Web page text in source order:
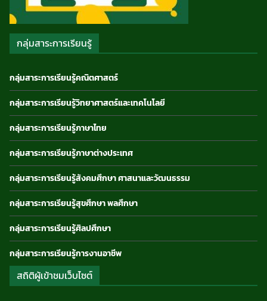
กลุ่มสาระการเรียนรู้
กลุ่มสาระการเรียนรู้คณิตศาสตร์
กลุ่มสาระการเรียนรู้วิทยาศาสตร์และเทคโนโลยี
กลุ่มสาระการเรียนรู้ภาษาไทย
กลุ่มสาระการเรียนรู้ภาษาต่างประเทศ
กลุ่มสาระการเรียนรู้สังคมศึกษา ศาสนาและวัฒนธรรม
กลุ่มสาระการเรียนรู้สุขศึกษา พลศึกษา
กลุ่มสาระการเรียนรู้ศิลปศึกษา
กลุ่มสาระการเรียนรู้การงานอาชีพ
สถิติผู้เข้าชมเว็บไซต์